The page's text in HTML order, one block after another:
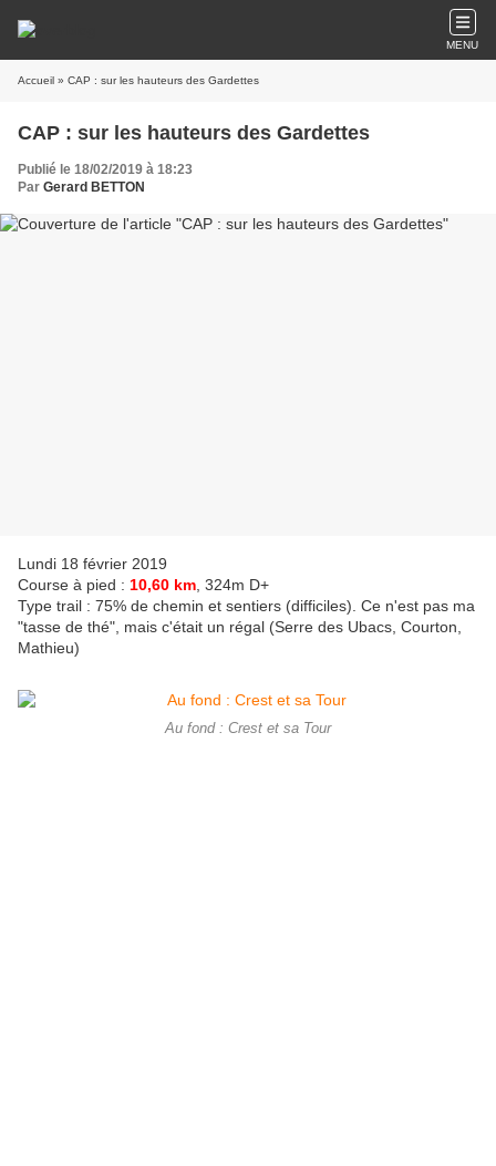
MENU
Accueil » CAP : sur les hauteurs des Gardettes
CAP : sur les hauteurs des Gardettes
Publié le 18/02/2019 à 18:23
Par Gerard BETTON
Lundi 18 février 2019
Course à pied : 10,60 km , 324m D+
Type trail : 75% de chemin et sentiers (difficiles). Ce n'est pas ma
"tasse de thé", mais c'était un régal (Serre des Ubacs, Courton,
Mathieu)
Au fond : Crest et sa Tour